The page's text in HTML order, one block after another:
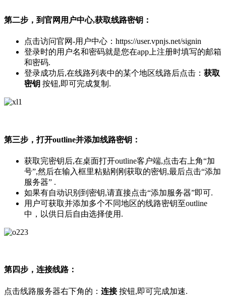
第二步，到官网用户中心,获取线路密钥：
点击访问官网-用户中心：https://user.vpnjs.net/signin
登录时的用户名和密码就是您在app上注册时填写的邮箱
和密码.
登录成功后,在线路列表中的某个地区线路后点击： 获取
密钥 按钮,即可完成复制.
第三步，打开outline并添加线路密钥：
获取完密钥后,在桌面打开outline客户端,点击右上角“加
号”,然后在输入框里粘贴刚刚获取的密钥,最后点击“添加
服务器” .
如果有自动识别到密钥,请直接点击“添加服务器”即可.
用户可获取并添加多个不同地区的线路密钥至outline
中，以供日后自由选择使用.
第四步，连接线路：
点击线路服务器右下角的： 连接按钮,即可完成加速.